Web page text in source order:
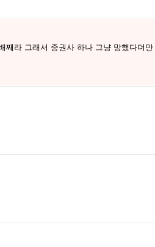
라 그래서 증권사 하나 그냥 망했다더만